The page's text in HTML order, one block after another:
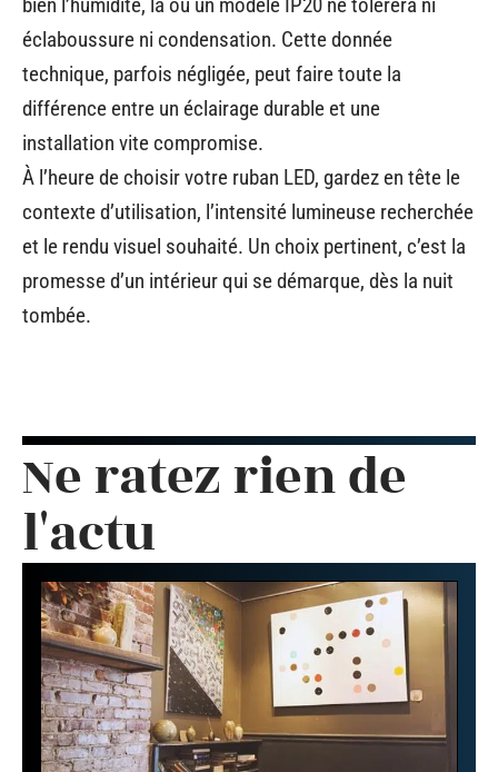
éclaboussure ni condensation. Cette donnée
technique, parfois négligée, peut faire toute la
différence entre un éclairage durable et une
installation vite compromise.
À l’heure de choisir votre ruban LED, gardez en tête le
contexte d’utilisation, l’intensité lumineuse recherchée
et le rendu visuel souhaité. Un choix pertinent, c’est la
promesse d’un intérieur qui se démarque, dès la nuit
tombée.
Ne ratez rien de
l'actu